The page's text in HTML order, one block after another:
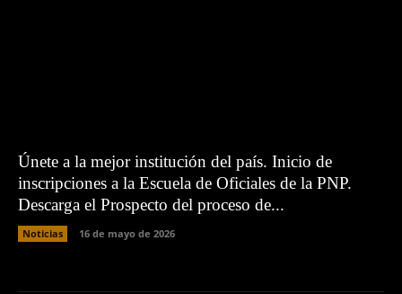
Únete a la mejor institución del país. Inicio de
inscripciones a la Escuela de Oficiales de la PNP.
Descarga el Prospecto del proceso de...
Noticias 16 de mayo de 2026